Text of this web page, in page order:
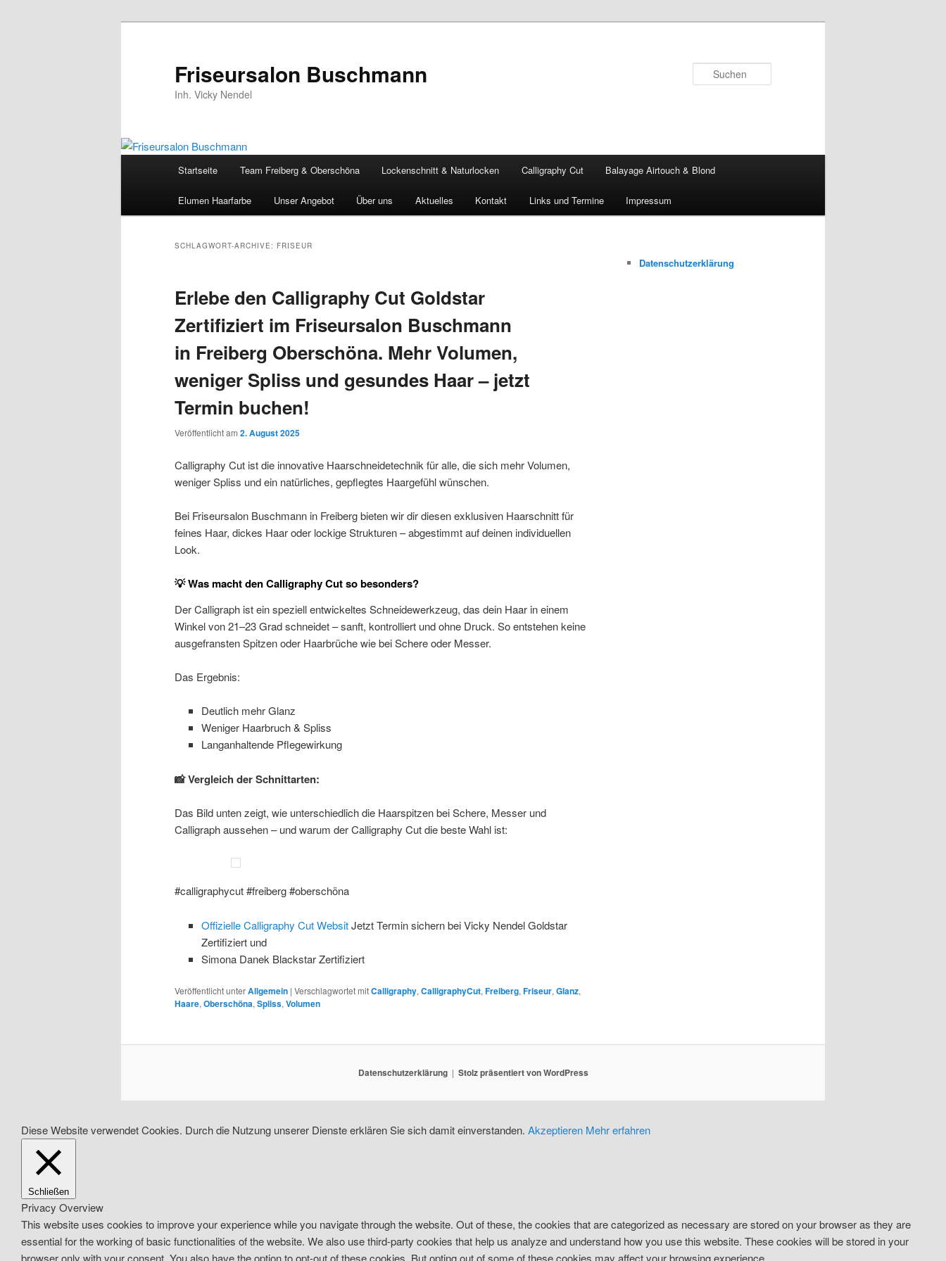
Friseursalon Buschmann
Inh. Vicky Nendel
Startseite Team Freiberg & Oberschöna Lockenschnitt & Naturlocken Calligraphy Cut Balayage Airtouch & Blond
Elumen Haarfarbe Unser Angebot Über uns Aktuelles Kontakt Links und Termine Impressum
SCHLAGWORT-ARCHIVE: FRISEUR
Erlebe den Calligraphy Cut Goldstar
Zertifiziert im Friseursalon Buschmann
in Freiberg Oberschöna. Mehr Volumen,
weniger Spliss und gesundes Haar – jetzt
Termin buchen!
Veröffentlicht am 2. August 2025
Calligraphy Cut ist die innovative Haarschneidetechnik für alle, die sich mehr Volumen,
weniger Spliss und ein natürliches, gepflegtes Haargefühl wünschen.
Bei Friseursalon Buschmann in Freiberg bieten wir dir diesen exklusiven Haarschnitt für
feines Haar, dickes Haar oder lockige Strukturen – abgestimmt auf deinen individuellen
Look.
💡 Was macht den Calligraphy Cut so besonders?
Der Calligraph ist ein speziell entwickeltes Schneidewerkzeug, das dein Haar in einem
Winkel von 21–23 Grad schneidet – sanft, kontrolliert und ohne Druck. So entstehen keine
ausgefransten Spitzen oder Haarbrüche wie bei Schere oder Messer.
Das Ergebnis:
Deutlich mehr Glanz
Weniger Haarbruch & Spliss
Langanhaltende Pflegewirkung
📸 Vergleich der Schnittarten:
Das Bild unten zeigt, wie unterschiedlich die Haarspitzen bei Schere, Messer und
Calligraph aussehen – und warum der Calligraphy Cut die beste Wahl ist:
#calligraphycut #freiberg #oberschöna
Offizielle Calligraphy Cut WebsitJetzt Termin sichern bei Vicky Nendel Goldstar
Zertifiziert und
Simona Danek Blackstar Zertifiziert
Veröffentlicht unterAllgemein | Verschlagwortet mitCalligraphy, CalligraphyCut, Freiberg, Friseur, Glanz,
Haare, Oberschöna, Spliss, Volumen
Datenschutzerklärung
Datenschutzerklärung Stolz präsentiert von WordPress
Diese Website verwendet Cookies. Durch die Nutzung unserer Dienste erklären Sie sich damit einverstanden. Akzeptieren Mehr erfahren
Schließen
Privacy Overview
This website uses cookies to improve your experience while you navigate through the website. Out of these, the cookies that are categorized as necessary are stored on your browser as they are
essential for the working of basic functionalities of the website. We also use third-party cookies that help us analyze and understand how you use this website. These cookies will be stored in your
browser only with your consent. You also have the option to opt-out of these cookies. But opting out of some of these cookies may affect your browsing experience.